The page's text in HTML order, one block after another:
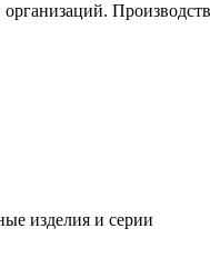
изделия и серии